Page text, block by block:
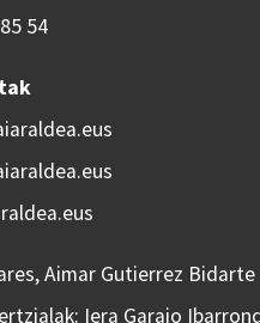
54
Aimar Gutierrez
Iera Garaio